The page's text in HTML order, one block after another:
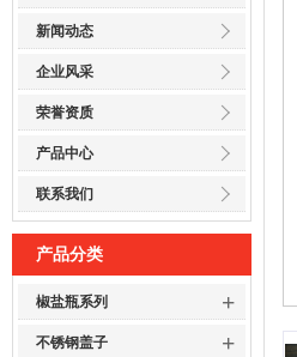
新闻动态
企业风采
荣誉资质
产品中心
联系我们
产品分类
椒盐瓶系列 +
不锈钢盖子 +